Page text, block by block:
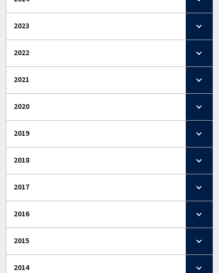
2023
2022
2021
2020
2019
2018
2017
2016
2015
2014